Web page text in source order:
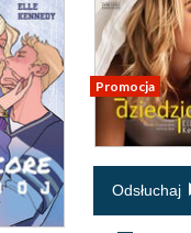
Promocja
Odsłuchaj